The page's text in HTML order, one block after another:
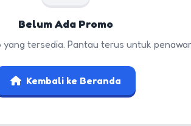
Belum Ada Promo
tersedia. Pantau terus untuk
Kembali ke Beranda